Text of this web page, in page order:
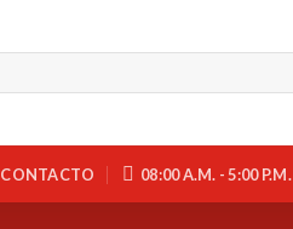
CONTACTO 08:00 A.M. - 5:00 P.M.